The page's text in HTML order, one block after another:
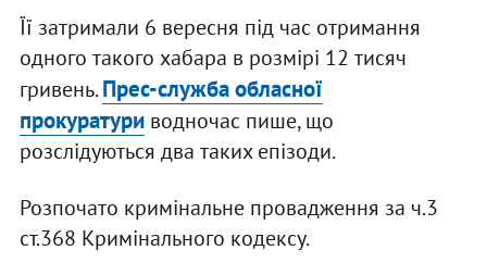
Її затримали 6 вересня під час отримання
одного такого хабара в розмірі 12 тисяч
гривень.Прес-служба обласної
прокуратуриводночас пише, що
розслідуються два таких епізоди.
Розпочато кримінальне провадження за ч.3
ст.368 Кримінального кодексу.